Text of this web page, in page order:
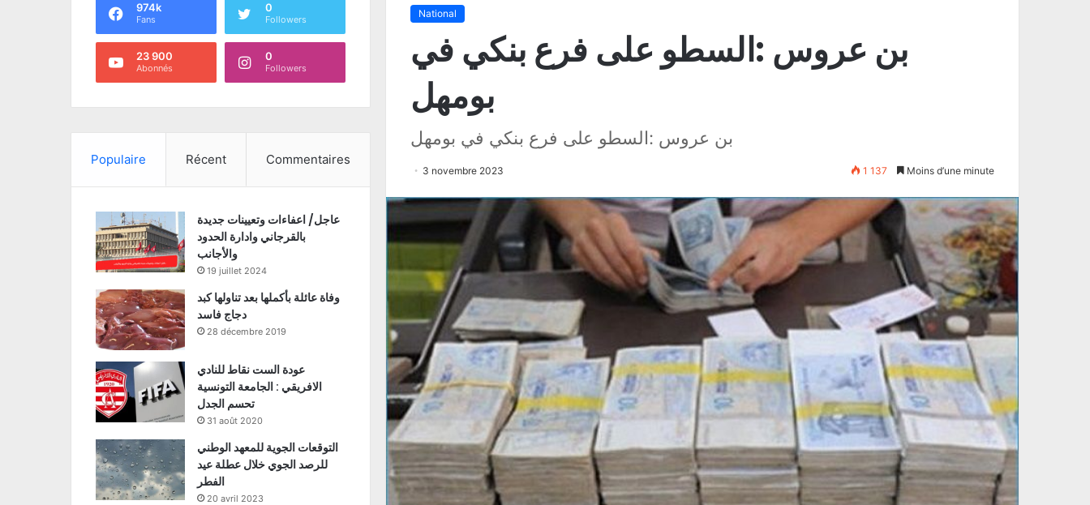
National
بن عروس :السطو على فرع بنكي في
بومهل
بن عروس :السطو على فرع بنكي في بومهل
3 novembre 2023 1 137 Moins d’une minute
974k
Fans
0
Followers
23 900
Abonnés
0
Followers
Populaire Récent Commentaires
عاجل/ اعفاءات وتعيينات جديدة
بالقرجاني وادارة الحدود
والأجانب
19 juillet 2024
وفاة عائلة بأكملها بعد تناولها كبد
دجاج فاسد
28 décembre 2019
عودة الست نقاط للنادي
الافريقي : الجامعة التونسية
تحسم الجدل
31 août 2020
التوقعات الجوية للمعهد الوطني
للرصد الجوي خلال عطلة عيد
الفطر
20 avril 2023